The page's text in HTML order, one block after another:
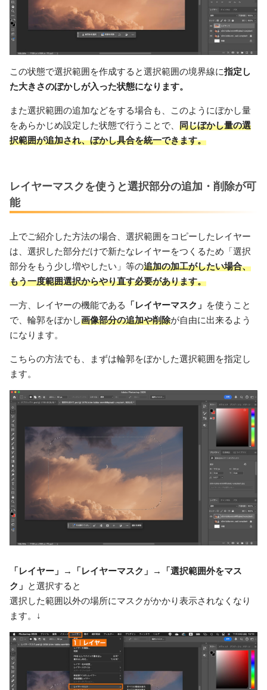
この状態で選択範囲を作成すると選択範囲の境界線に指定し
た大きさのぼかしが入った状態になります。
また選択範囲の追加などをする場合も、このようにぼかし量
をあらかじめ設定した状態で行うことで、 同じぼかし量の選
択範囲が追加され、ぼかし具合を統一できます。
レイヤーマスクを使うと選択部分の追加・削除が可
能
上でご紹介した方法の場合、選択範囲をコピーしたレイヤー
は、選択した部分だけで新たなレイヤーをつくるため「選択
部分をもう少し増やしたい」等の追加の加工がしたい場合、
もう一度範囲選択からやり直す必要があります。
一方、レイヤーの機能である 「レイヤーマスク」 を使うこと
で、輪郭をぼかし画像部分の追加や削除が自由に出来るよう
になります。
こちらの方法でも、まずは輪郭をぼかした選択範囲を指定し
ます。
「レイヤー」→「レイヤーマスク」→「選択範囲外をマス
ク」 と選択すると
選択した範囲以外の場所にマスクがかかり表示されなくなり
ます。↓